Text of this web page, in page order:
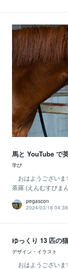
馬と YouTube で
学び
おはようござい
荼羅 (えんむすびま
pegascon
2024/03/18 04:38
ゆっくり 13 匹の
デザイン・イラスト
おはようござい